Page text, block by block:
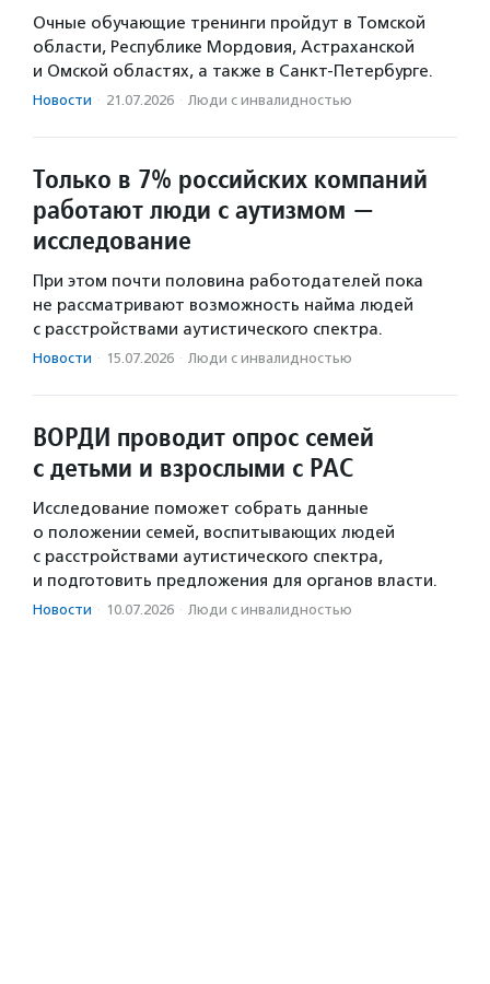
Очные обучающие тренинги пройдут в Томской
области, Республике Мордовия, Астраханской
и Омской областях, а также в Санкт-Петербурге.
Новости · 21.07.2026 · Люди с инвалидностью
Только в 7% российских компаний
работают люди с аутизмом —
исследование
При этом почти половина работодателей пока
не рассматривают возможность найма людей
с расстройствами аутистического спектра.
Новости · 15.07.2026 · Люди с инвалидностью
ВОРДИ проводит опрос семей
с детьми и взрослыми с РАС
Исследование поможет собрать данные
о положении семей, воспитывающих людей
с расстройствами аутистического спектра,
и подготовить предложения для органов власти.
Новости · 10.07.2026 · Люди с инвалидностью